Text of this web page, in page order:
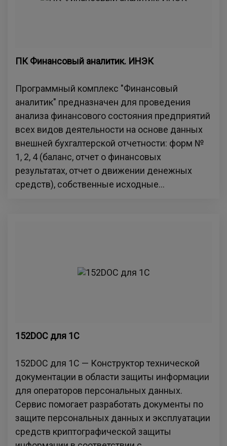
ПК Финансовый аналитик. ИНЭК
Программный комплекс "Финансовый
аналитик" предназначен для проведения
анализа финансового состояния предприятий
всех видов деятельности на основе данных
внешней бухгалтерской отчетности: форм №
1, 2, 4 (баланс, отчет о финансовых
результатах, отчет о движении денежных
средств), собственные исходные...
152DOC для 1С
152DOC для 1С — Конструктор технической
документации в области защиты информации
для операторов персональных данных.
Сервис помогает разработать документы по
защите персональных данных и эксплуатации
средств криптографической защиты